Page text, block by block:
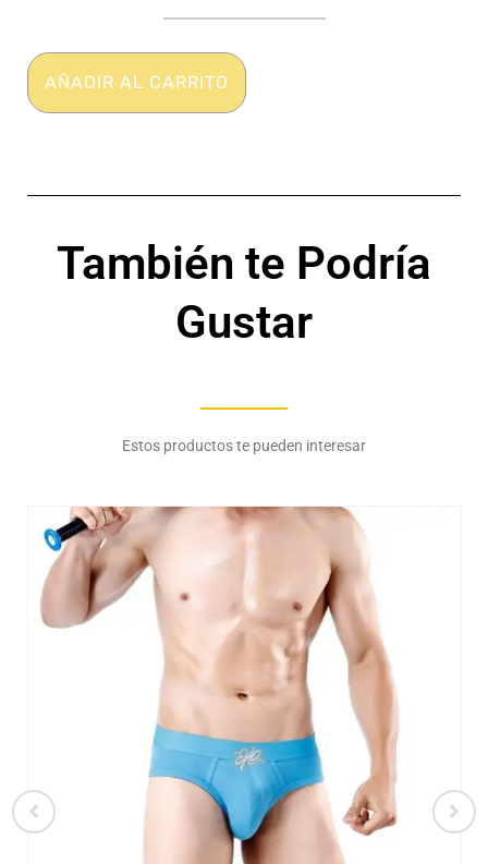
-
Expansión
delantera
BODYGUARD
AÑADIR AL CARRITO
También te Podría
Gustar
Estos productos te pueden interesar